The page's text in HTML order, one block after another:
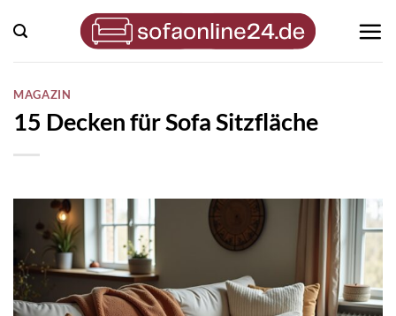
Inhalt
springen
MAGAZIN
15 Decken für Sofa Sitzfläche